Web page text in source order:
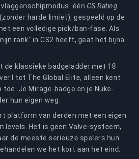
één CS Rating
harde limiet), gespeeld op de
een volledige pick/ban-fase. Als
rank" in CS2 heeft, gaat het bijna
de klassieke badgeladder met 18
I tot The Global Elite, alleen kent
toe. Je Mirage-badge en je Nuke-
hun eigen weg.
platform van derden met een eigen
levels. Het is geen Valve-systeem,
de meeste serieuze spelers hun
we het kort aan het eind.